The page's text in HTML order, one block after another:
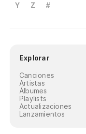
Y
Z #
Explorar
Canciones
Artistas
Álbumes
Playlists
Actualizaciones
Lanzamientos